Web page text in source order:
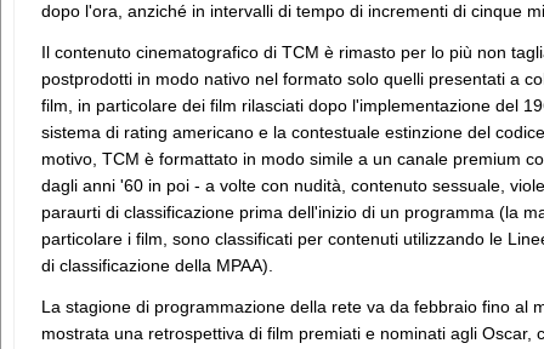
dopo l'ora, anziché in intervalli di tempo di incrementi di cinque
Il contenuto cinematografico di TCM è rimasto per lo più non
postprodotti in modo nativo nel formato solo quelli presentati a
film, in particolare dei film rilasciati dopo l'implementazione del
sistema di rating americano e la contestuale estinzione del
motivo, TCM è formattato in modo simile a un canale premium
dagli anni '60 in poi - a volte con nudità, contenuto sessuale,
paraurti di classificazione prima dell'inizio di un programma (la
particolare i film, sono classificati per contenuti utilizzando le
di classificazione della MPAA).
La stagione di programmazione della rete va da febbraio fino al
mostrata una retrospettiva di film premiati e nominati agli Oscar,